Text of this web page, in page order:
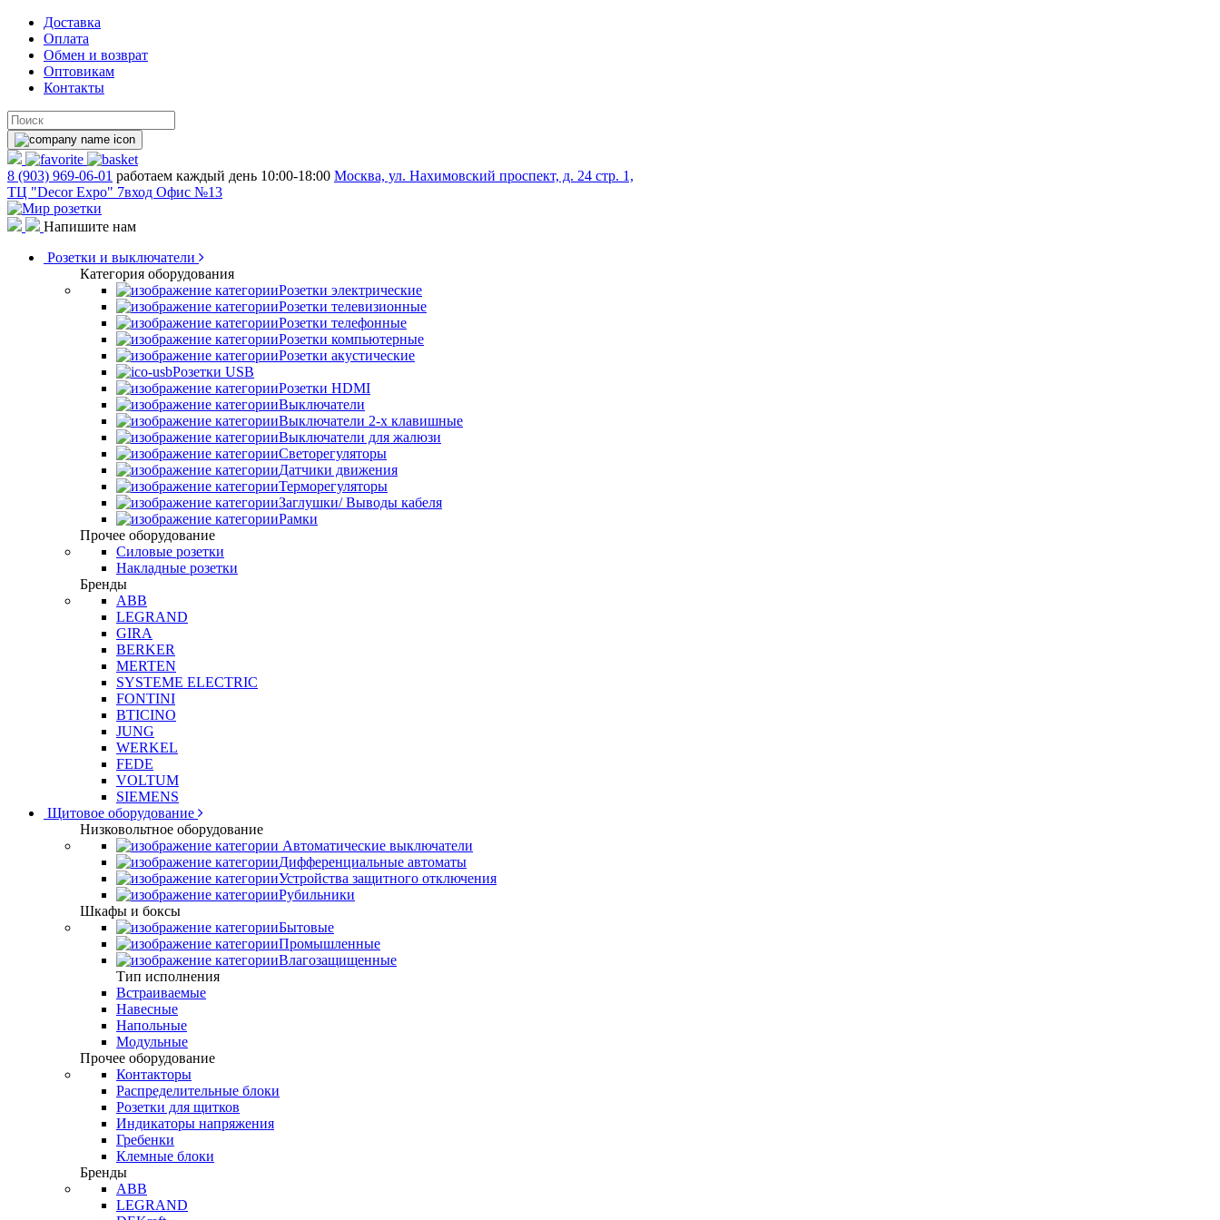
Доставка
Оплата
Обмен и возврат
Оптовикам
Контакты
8 (903) 969-06-01 работаем каждый день 10:00-18:00 Москва, ул. Нахимовский проспект, д. 24 стр. 1,
ТЦ "Decor Expo" 7вход Офис №13
Напишите нам
Розетки и выключатели
Категория оборудования
Розетки электрические
Розетки телевизионные
Розетки телефонные
Розетки компьютерные
Розетки акустические
Розетки USB
Розетки HDMI
Выключатели
Выключатели 2-х клавишные
Выключатели для жалюзи
Светорегуляторы
Датчики движения
Терморегуляторы
Заглушки/ Выводы кабеля
Рамки
Прочее оборудование
Силовые розетки
Накладные розетки
Бренды
ABB
LEGRAND
GIRA
BERKER
MERTEN
SYSTEME ELECTRIC
FONTINI
BTICINO
JUNG
WERKEL
FEDE
VOLTUM
SIEMENS
Щитовое оборудование
Низковольтное оборудование
Автоматические выключатели
Дифференциальные автоматы
Устройства защитного отключения
Рубильники
Шкафы и боксы
Бытовые
Промышленные
Влагозащищенные
Тип исполнения
Встраиваемые
Навесные
Напольные
Модульные
Прочее оборудование
Контакторы
Распределительные блоки
Розетки для щитков
Индикаторы напряжения
Гребенки
Клемные блоки
Бренды
ABB
LEGRAND